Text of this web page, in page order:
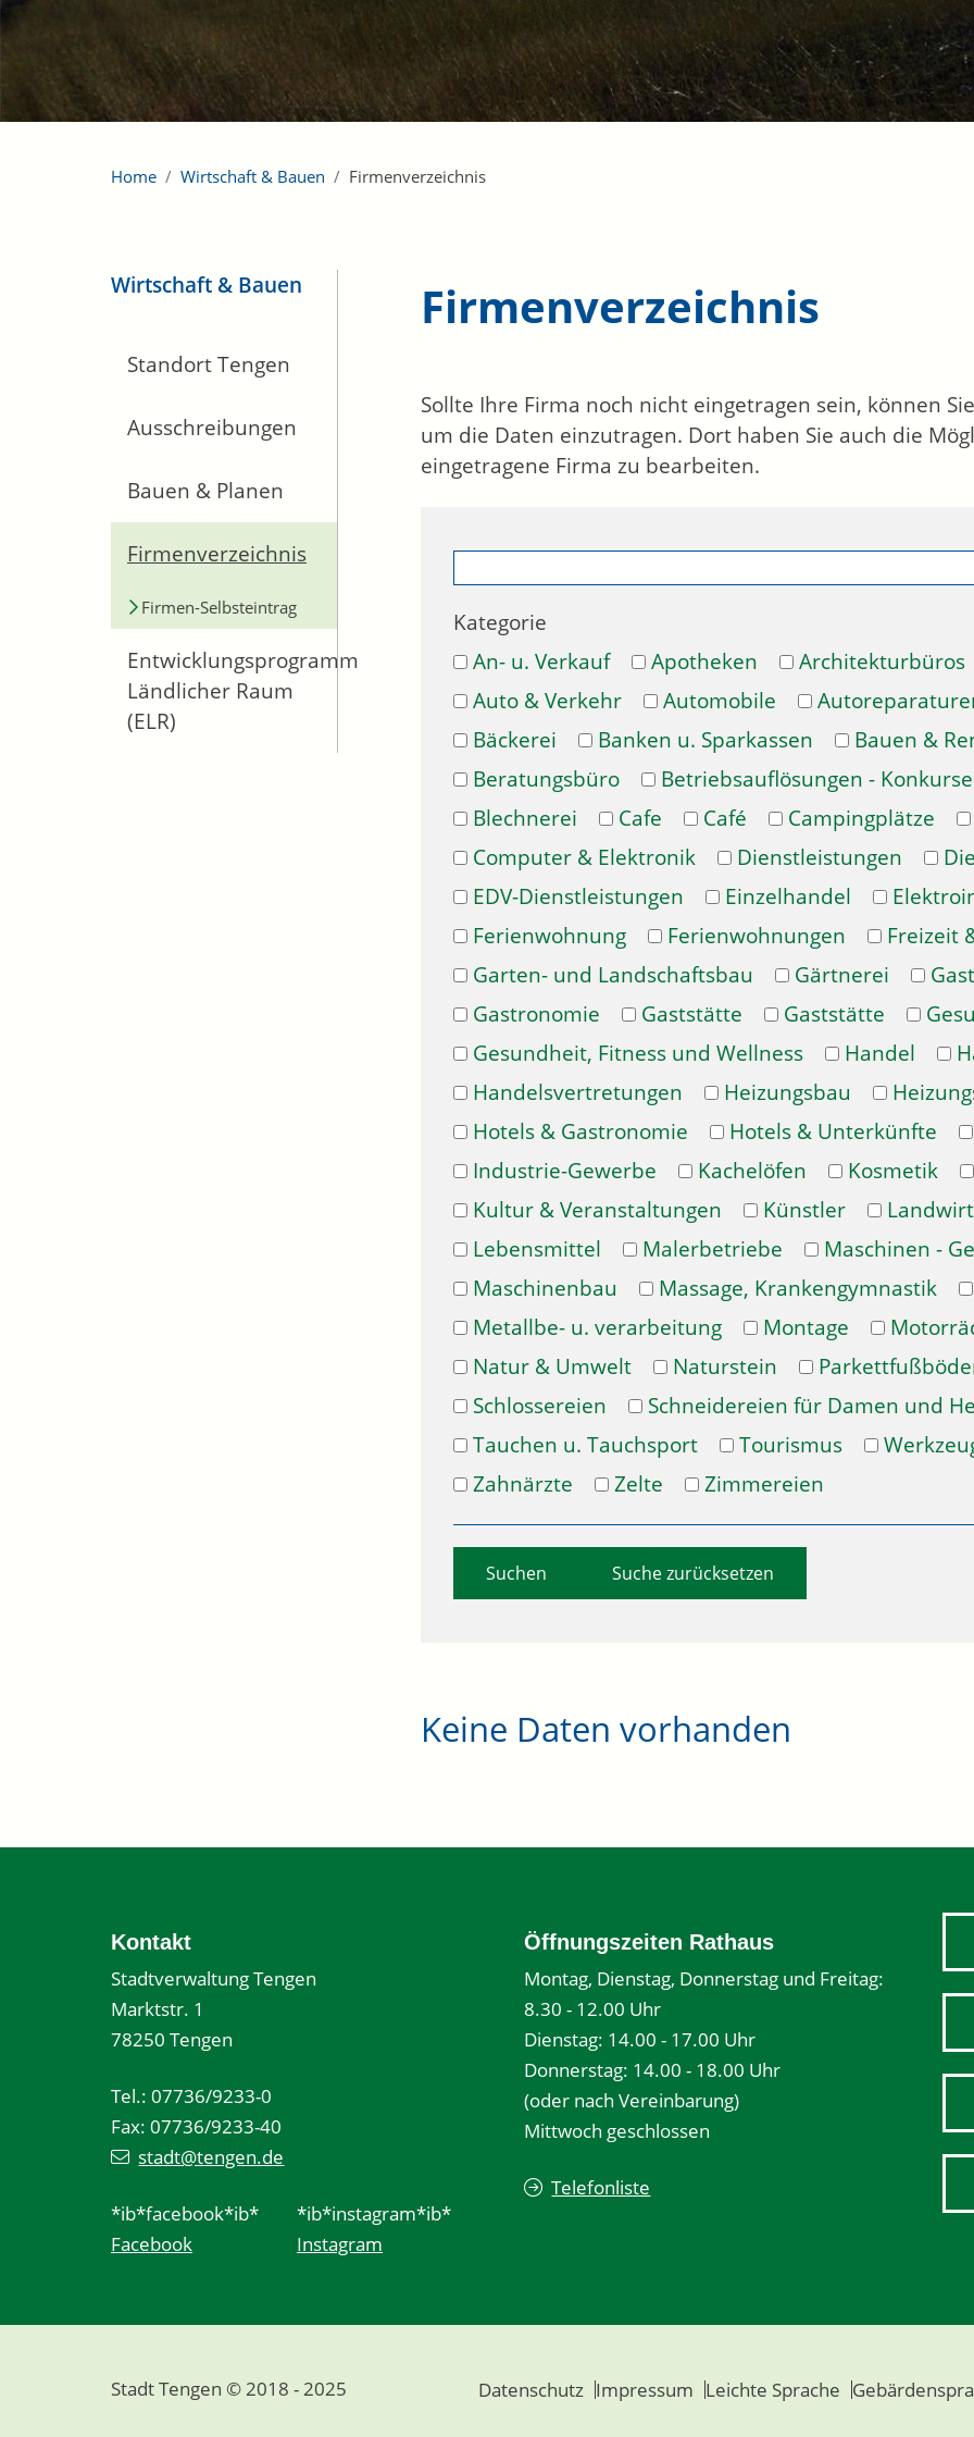
Home Wirtschaft & Bauen Firmenverzeichnis
Wirtschaft & Bauen
Standort Tengen
Ausschreibungen
Bauen & Planen
Firmenverzeichnis
Firmen-Selbsteintrag
Entwicklungsprogramm
Ländlicher Raum
(ELR)
Firmenverzeichnis
Sollte Ihre Firma noch nicht eingetragen sein, können
um die Daten einzutragen. Dort haben Sie auch die
eingetragene Firma zu bearbeiten.
Kategorie
An- u. Verkauf
Apotheken Architekturbüros
Auto & Verkehr
Automobile
Bäckerei
Banken u. Sparkassen Bauen &
Beratungsbüro
Betriebsauflösungen - Konkurse
Blechnerei
Cafe Café Campingplätze
Computer & Elektronik
Dienstleistungen
EDV-Dienstleistungen
Einzelhandel
Ferienwohnung
Ferienwohnungen Freizeit
Garten- und Landschaftsbau
Gärtnerei
Gastronomie
Gaststätte Gaststätte
Gesundheit, Fitness und Wellness
Handel
Handelsvertretungen
Heizungsbau
Hotels & Gastronomie
Hotels & Unterkünfte
Industrie-Gewerbe
Kachelöfen Kosmetik
Kultur & Veranstaltungen
Künstler
Lebensmittel
Malerbetriebe
Maschinen -
Maschinenbau
Massage, Krankengymnastik
Metallbe- u. verarbeitung
Montage
Natur & Umwelt
Naturstein
Schlossereien
Schneidereien für Damen und
Tauchen u. Tauchsport
Tourismus
Zahnärzte
Zelte Zimmereien
Suche zurücksetzen
Keine Daten vorhanden
Kontakt
Stadtverwaltung Tengen
Marktstr. 1
78250 Tengen
Tel.: 07736/9233-0
Fax: 07736/9233-40
stadt@tengen.de
*ib*facebook*ib*
Facebook
*ib*instagram*ib*
Instagram
Öffnungszeiten Rathaus
Montag, Dienstag, Donnerstag und Freitag:
8.30 - 12.00 Uhr
Dienstag: 14.00 - 17.00 Uhr
Donnerstag: 14.00 - 18.00 Uhr
(oder nach Vereinbarung)
Mittwoch geschlossen
Telefonliste
Stadt Tengen © 2018 - 2025 Datenschutz Impressum Leichte Sprache